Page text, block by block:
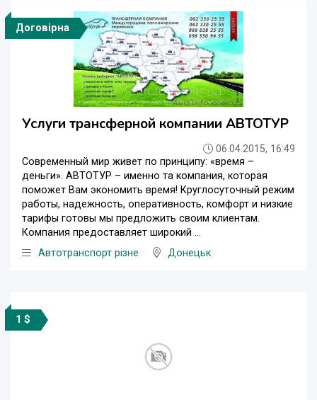
Договірна
Услуги трансферной компании АВТОТУР
06.04.2015, 16:49
Современный мир живет по принципу: «время –
деньги». АВТОТУР – именно та компания, которая
поможет Вам экономить время! Круглосуточный режим
работы, надежность, оперативность, комфорт и низкие
тарифы готовы мы предложить своим клиентам.
Компания предоставляет широкий ...
Автотранспорт різне
Донецьк
1 $